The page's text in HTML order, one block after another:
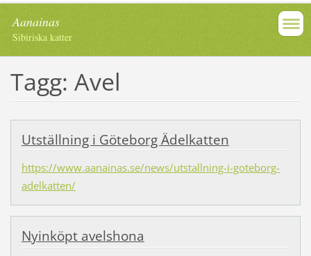
Aanainas
Sibiriska katter
Tagg: Avel
Utställning i Göteborg Ädelkatten
https://www.aanainas.se/news/utstallning-i-goteborg-
adelkatten/
Nyinköpt avelshona